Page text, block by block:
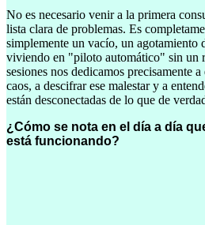
No es necesario venir a la primera
lista clara de problemas. Es
simplemente un vacío, un agotamiento
viviendo en "piloto automático" sin un
sesiones nos dedicamos precisamente
caos, a descifrar ese malestar y a
están desconectadas de lo que de
¿Cómo se nota en el día a día
está funcionando?